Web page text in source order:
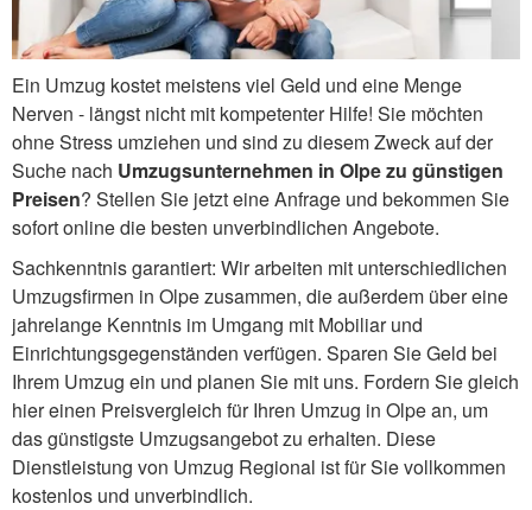
Ein Umzug kostet meistens viel Geld und eine Menge
Nerven - längst nicht mit kompetenter Hilfe! Sie möchten
ohne Stress umziehen und sind zu diesem Zweck auf der
Suche nach Umzugsunternehmen in Olpe zu günstigen
Preisen? Stellen Sie jetzt eine Anfrage und bekommen Sie
sofort online die besten unverbindlichen Angebote.
Sachkenntnis garantiert: Wir arbeiten mit unterschiedlichen
Umzugsfirmen in Olpe zusammen, die außerdem über eine
jahrelange Kenntnis im Umgang mit Mobiliar und
Einrichtungsgegenständen verfügen. Sparen Sie Geld bei
Ihrem Umzug ein und planen Sie mit uns. Fordern Sie gleich
hier einen Preisvergleich für Ihren Umzug in Olpe an, um
das günstigste Umzugsangebot zu erhalten. Diese
Dienstleistung von Umzug Regional ist für Sie vollkommen
kostenlos und unverbindlich.